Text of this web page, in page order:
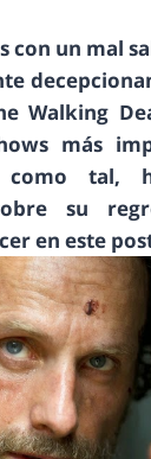
con un mal
Walking
más
como tal,
su
en este